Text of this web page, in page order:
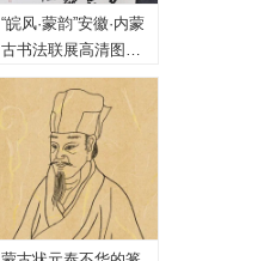
“皖风·蒙韵”安徽·内蒙
古书法联展高清图
（一、特邀作品）